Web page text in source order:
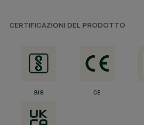
CERTIFICAZIONI DEL PRODOTTO
BIS CE